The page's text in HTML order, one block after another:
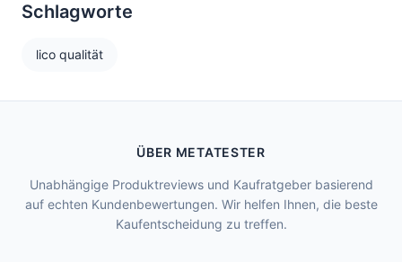
Schlagworte
lico qualität
ÜBER METATESTER
Unabhängige Produktreviews und Kaufratgeber basierend
auf echten Kundenbewertungen. Wir helfen Ihnen, die beste
Kaufentscheidung zu treffen.